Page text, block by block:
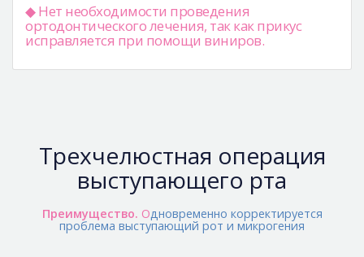
◆ Нет необходимости проведения
ортодонтического лечения, так как прикус
исправляется при помощи виниров.
Трехчелюстная операция
выступающего рта
Преимущество. Одновременно корректируется
проблема выступающий рот и микрогения